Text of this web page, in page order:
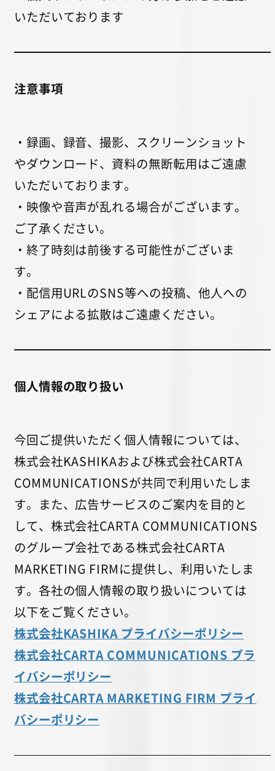
いただいております
注意事項
・録画、録音、撮影、スクリーンショット
やダウンロード、資料の無断転用はご遠慮
いただいております。
・映像や音声が乱れる場合がございます。
ご了承ください。
・終了時刻は前後する可能性がございま
す。
・配信用URLのSNS等への投稿、他人への
シェアによる拡散はご遠慮ください。
個人情報の取り扱い
今回ご提供いただく個人情報については、
株式会社KASHIKAおよび株式会社CARTA
COMMUNICATIONSが共同で利用いたしま
す。また、広告サービスのご案内を目的と
して、株式会社CARTA COMMUNICATIONS
のグループ会社である株式会社CARTA
MARKETING FIRMに提供し、利用いたしま
す。各社の個人情報の取り扱いについては
以下をご覧ください。
株式会社KASHIKA プライバシーポリシー
株式会社CARTA COMMUNICATIONS プラ
イバシーポリシー
株式会社CARTA MARKETING FIRM プライ
バシーポリシー